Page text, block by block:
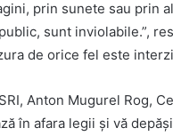
prin sunete sau prin
sunt inviolabile.”,
de orice fel este
Anton Mugurel Rog,
în afara legii și vă